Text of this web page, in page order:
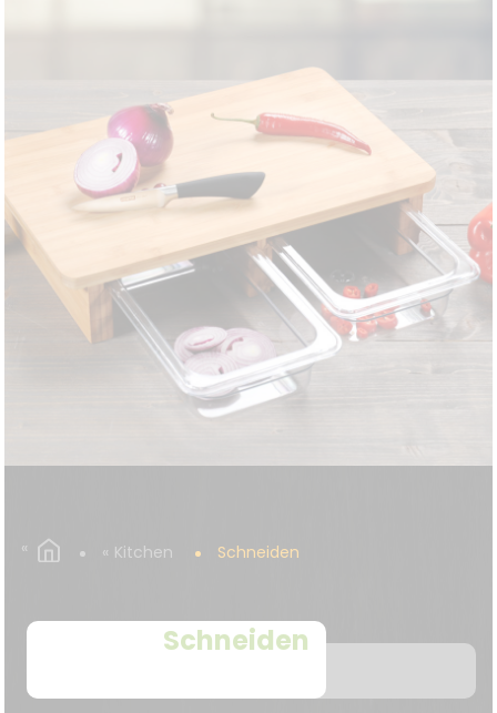
Kitchen Schneiden
Schneiden